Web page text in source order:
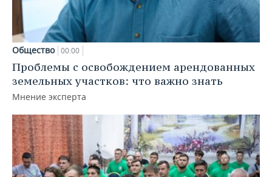
Общество 00:00
Проблемы с освобождением арендованных
земельных участков: что важно знать
Мнение эксперта